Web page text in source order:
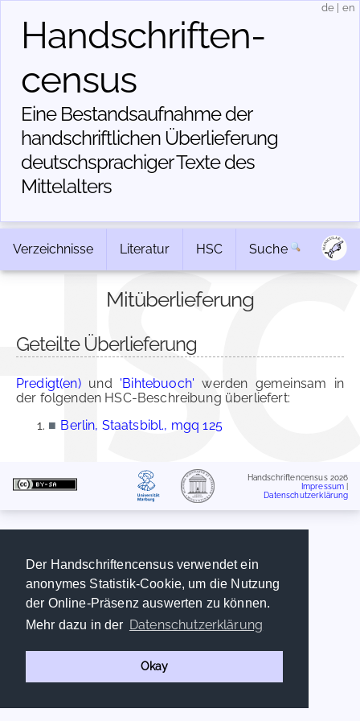
Der Handschriftencensus verwendet ein
anonymes Statistik-Cookie, um die Nutzung
der Online-Präsenz auswerten zu können.
Mehr dazu in der Datenschutzerklärung
Okay
Handschriften­
census
Eine Bestandsaufnahme der
handschriftlichen Über­lieferung
deutschsprachiger Texte des
Mittelalters
de en
Verzeichnisse Literatur HSC Suche
Mitüberlieferung
Geteilte Überlieferung
Predigt(en)und 'Bihtebuoch' werden gemeinsam in
der folgenden HSC-Beschreibung überliefert:
■ Berlin, Staatsbibl., mgq 125
Handschriftencensus 2026
Impressum
Datenschutzerklärung